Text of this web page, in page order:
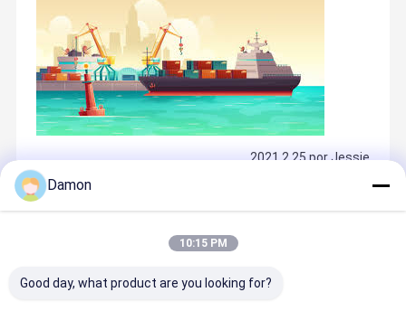
Lar Produtos Sobre Nós
2021.2.25 por Jessie
Recommended Products
Guangzhou NSWprint foi estabelecido em 1999, que é
impressas feitas sob encomenda, caixas de papel rígidas,
caixas magnéticas do fechamento, caixas de papel da
Damon
10:15 PM
Good day, what product are you looking for?